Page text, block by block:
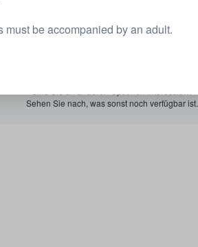
Sehen Sie nach, was sonst noch verfügbar ist.
must be accompanied by an adult.